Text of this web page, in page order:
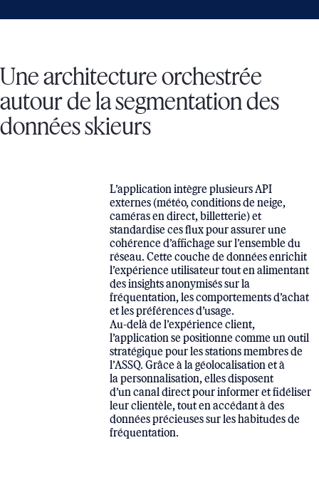
Une architecture orchestrée
autour de la segmentation des
données skieurs
L’application intègre plusieurs API
externes (météo, conditions de neige,
caméras en direct, billetterie) et
standardise ces flux pour assurer une
cohérence d’affichage sur l’ensemble du
réseau. Cette couche de données enrichit
l’expérience utilisateur tout en alimentant
des insights anonymisés sur la
fréquentation, les comportements d’achat
et les préférences d’usage.
Au-delà de l’expérience client,
l’application se positionne comme un outil
stratégique pour les stations membres de
l’ASSQ. Grâce à la géolocalisation et à
la personnalisation, elles disposent
d’un canal direct pour informer et fidéliser
leur clientèle, tout en accédant à des
données précieuses sur les habitudes de
fréquentation.